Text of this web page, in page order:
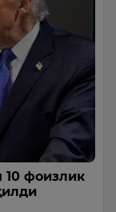
10 фоизлик